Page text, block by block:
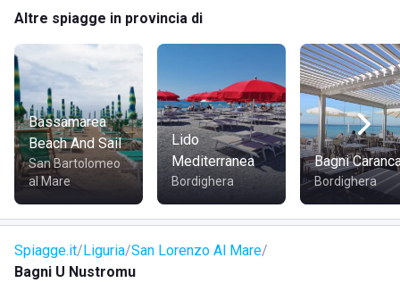
Mare 3
COME RAGGIUNGERE STABILIMENTO BALNEARE
RISTORANTE E BAGNI U NOSTROMU
Lo stabilimento è facilmente raggiungibile tramite la
Strada Statale 1.
Altre spiagge in provincia di
Bassamarea
Beach And Sail
San Bartolomeo
al Mare
Lido
Mediterranea
Bordighera
Bagni
Bordighera
Spiagge.it Liguria San Lorenzo Al Mare
Bagni U Nustromu